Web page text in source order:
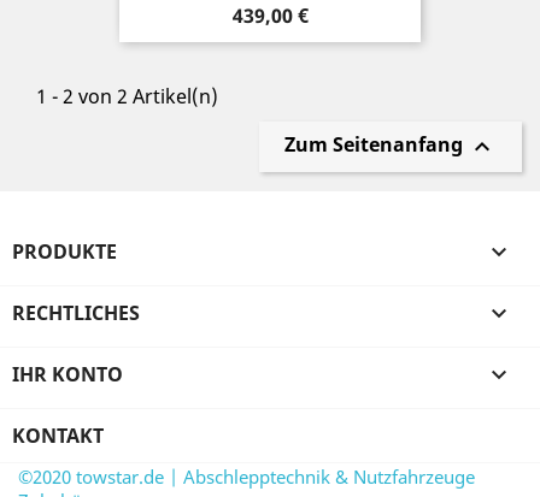
Preis
439,00 €
1 - 2 von 2 Artikel(n)
Zum Seitenanfang 
PRODUKTE 
RECHTLICHES 
IHR KONTO 
KONTAKT
©2020 towstar.de | Abschlepptechnik & Nutzfahrzeuge